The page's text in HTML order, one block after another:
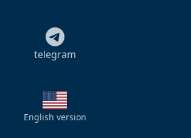
telegram
English version